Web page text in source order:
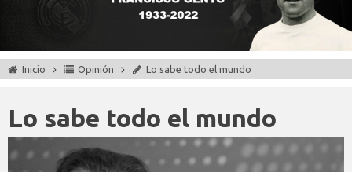
Inicio Opinión Lo sabe todo el mundo
Lo sabe todo el mundo